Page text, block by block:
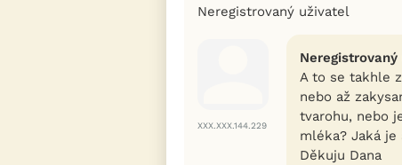
Neregistrovaný uživatel
XXX.XXX.144.229
A to se takhle
nebo až
tvarohu, nebo
mléka? Jaká
Děkuju Dana